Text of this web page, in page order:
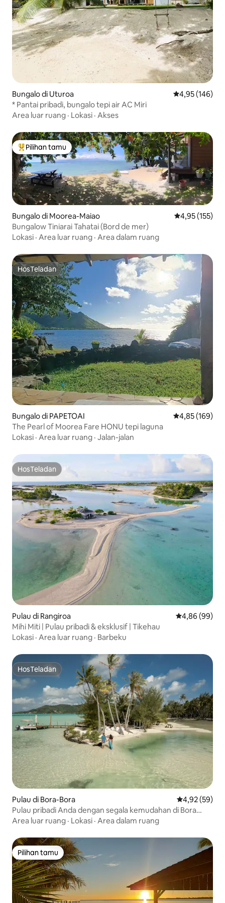
Bungalo di Uturoa Nilai rata-rata
4,95 (146)
* Pantai pribadi, bungalo tepi air AC Miri
Area luar ruang · Lokasi · Akses
Pilihan tamu terpopuler
Pilihan tamu
Bungalo di Moorea-Maiao Nilai rata-rata
4,95 (155)
Bungalow Tiniarai Tahatai (Bord de mer)
Lokasi · Area luar ruang · Area dalam ruang
HosTeladan
HosTeladan
Bungalo di PAPETOAI Nilai rata-rata
4,85 (169)
The Pearl of Moorea Fare HONU tepi laguna
Lokasi · Area luar ruang · Jalan-jalan
HosTeladan
HosTeladan
Pulau di Rangiroa Nilai rata-rata
4,86 (99)
Mihi Miti | Pulau pribadi & eksklusif | Tikehau
Lokasi · Area luar ruang · Barbeku
HosTeladan
HosTeladan
Pulau di Bora-Bora Nilai rata-rata
4,92 (59)
Pulau pribadi Anda dengan segala kemudahan di Bora
Bora ♥️♥️
Area luar ruang · Lokasi · Area dalam ruang
Pilihan tamu
Pilihan tamu